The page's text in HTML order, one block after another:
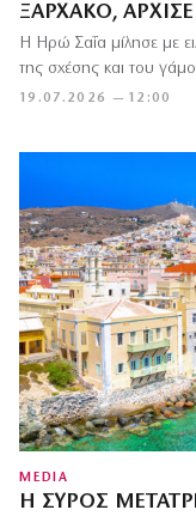
ΞΑΡΧΆΚΟ,
19.07.2026 — 12:00
Η Ηρώ Σαΐα μίλησε με
της σχέσης και του
MEDIA
Η ΣΎΡΟΣ